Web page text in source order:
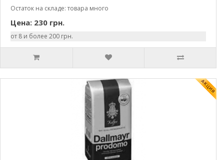
Остаток на складе: товара много
Цена: 230 грн.
от 8 и более 200 грн.